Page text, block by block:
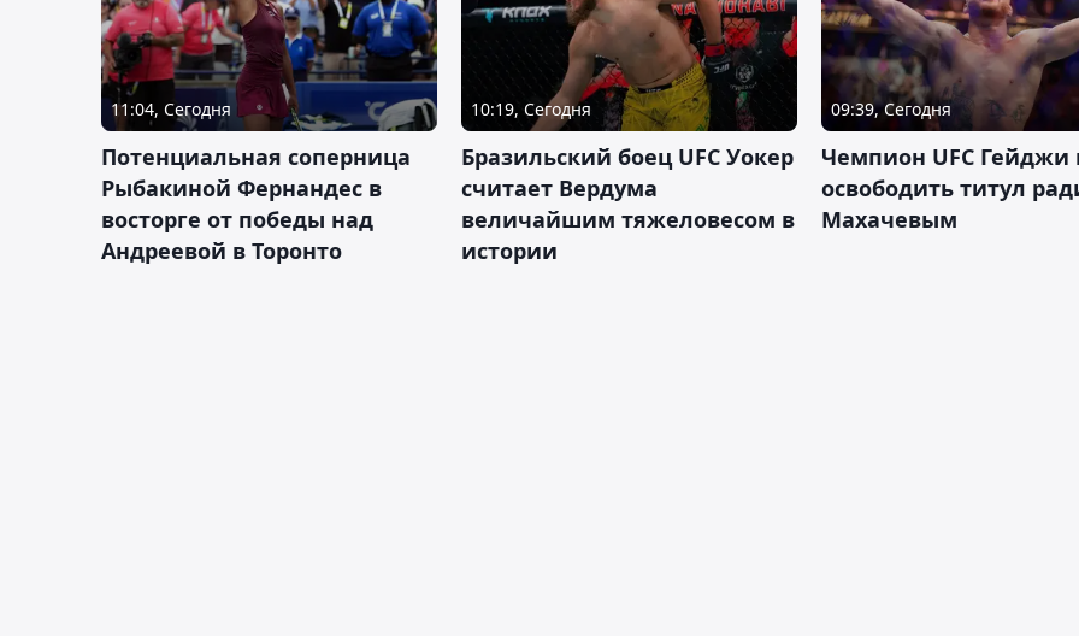
11:04, Сегодня
Потенциальная соперница
Рыбакиной Фернандес в
восторге от победы над
Андреевой в Торонто
10:19, Сегодня
Бразильский боец UFC Уокер
считает Вердума
величайшим тяжеловесом в
истории
09:39, Сегодня
Чемпион UFC
освободить титул
Махачевым